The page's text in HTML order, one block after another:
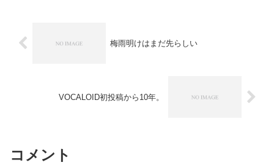
梅雨明けはまだ先らしい
VOCALOID初投稿から10年。
コメント